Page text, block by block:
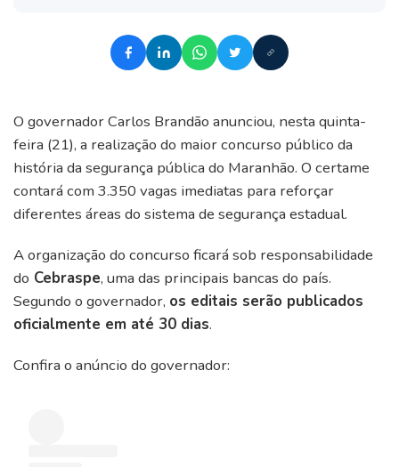
O governador Carlos Brandão anunciou, nesta quinta-
feira (21), a realização do maior concurso público da
história da segurança pública do Maranhão. O certame
contará com 3.350 vagas imediatas para reforçar
diferentes áreas do sistema de segurança estadual.
A organização do concurso ficará sob responsabilidade
do Cebraspe, uma das principais bancas do país.
Segundo o governador, os editais serão publicados
oficialmente em até 30 dias.
Confira o anúncio do governador: